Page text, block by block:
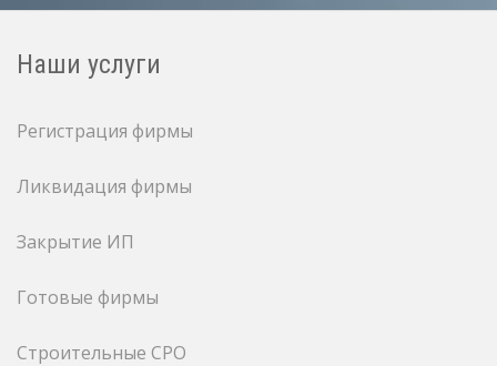
Наши услуги
Регистрация фирмы
Ликвидация фирмы
Закрытие ИП
Готовые фирмы
Строительные СРО